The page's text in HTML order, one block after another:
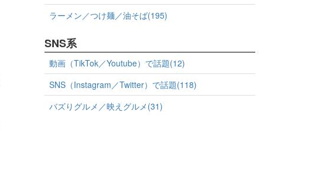
ラーメン／つけ麺／油そば(195)
SNS系
動画（TikTok／Youtube）で話題(12)
SNS（Instagram／Twitter）で話題(118)
バズりグルメ／映えグルメ(31)